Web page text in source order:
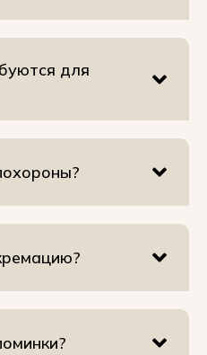
для